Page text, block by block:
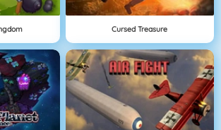
Cursed Treasure